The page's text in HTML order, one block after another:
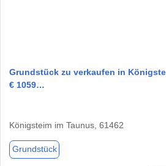
Grundstück zu verkaufen in
€ 1059…
Königsteim im Taunus, 61462
Grundstück